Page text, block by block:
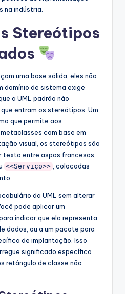
na indústria.
Stereótipos
uma base sólida, eles não
domínio de sistema exige
a UML padrão não
entram os stereótipos. Um
que permite aos
com base em
visual, os stereótipos são
texto entre aspas francesas,
<<Serviço>>
, colocadas
da UML sem alterar
pode aplicar um
indicar que ela representa
dados, ou a um pacote para
de implantação. Isso
significado específico
retângulo de classe não